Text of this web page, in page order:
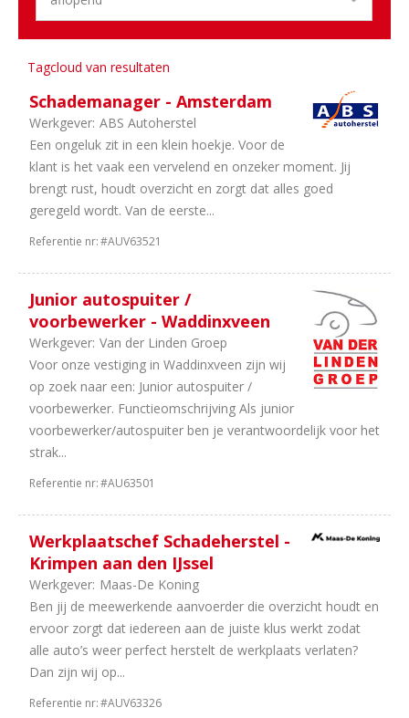
Aantal
uren
40
uur
overleg
32
uur
Tagcloud van resultaten
Schademanager - Amsterdam
Werkgever: ABS Autoherstel
Een ongeluk zit in een klein hoekje. Voor de
klant is het vaak een vervelend en onzeker moment. Jij
brengt rust, houdt overzicht en zorgt dat alles goed
geregeld wordt. Van de eerste...
Referentie nr:#AUV63521
Junior autospuiter /
voorbewerker - Waddinxveen
Werkgever: Van der Linden Groep
Voor onze vestiging in Waddinxveen zijn wij
op zoek naar een: Junior autospuiter /
voorbewerker. Functieomschrijving Als junior
voorbewerker/autospuiter ben je verantwoordelijk voor het
strak...
Referentie nr:#AU63501
Werkplaatschef Schadeherstel -
Krimpen aan den IJssel
Werkgever: Maas-De Koning
Ben jij de meewerkende aanvoerder die overzicht houdt en
ervoor zorgt dat iedereen aan de juiste klus werkt zodat
alle auto’s weer perfect herstelt de werkplaats verlaten?
Dan zijn wij op...
Referentie nr:#AUV63326